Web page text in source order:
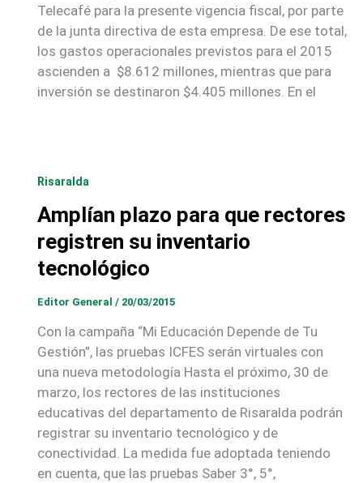
Telecafé para la presente vigencia fiscal, por parte
de la junta directiva de esta empresa. De ese total,
los gastos operacionales previstos para el 2015
ascienden a $8.612 millones, mientras que para
inversión se destinaron $4.405 millones. En el
Risaralda
Amplían plazo para que rectores
registren su inventario
tecnológico
Editor General / 20/03/2015
Con la campaña “Mi Educación Depende de Tu
Gestión”, las pruebas ICFES serán virtuales con
una nueva metodología Hasta el próximo, 30 de
marzo, los rectores de las instituciones
educativas del departamento de Risaralda podrán
registrar su inventario tecnológico y de
conectividad. La medida fue adoptada teniendo
en cuenta, que las pruebas Saber 3°, 5°,